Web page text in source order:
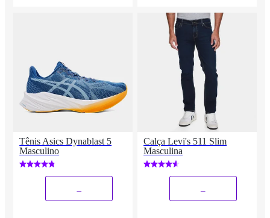
Tênis Asics Dynablast 5
Masculino
Calça Levi's 511 Slim
Masculina